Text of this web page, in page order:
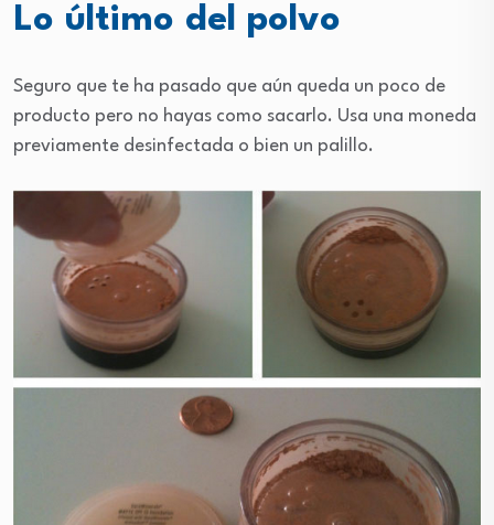
Lo último del polvo
Seguro que te ha pasado que aún queda un poco de
producto pero no hayas como sacarlo. Usa una moneda
previamente desinfectada o bien un palillo.